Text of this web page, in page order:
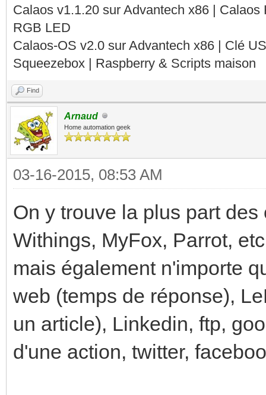
Calaos v1.1.20 sur Advantech x86 |
RGB LED
Calaos-OS v2.0 sur Advantech x86 | Clé
Squeezebox | Raspberry & Scripts maison
Find
Arnaud
Home automation geek
03-16-2015, 08:53 AM
On y trouve la plus part
Withings, MyFox, Parrot,
mais également n'importe
web (temps de réponse),
un article), Linkedin, ftp,
d'une action, twitter,